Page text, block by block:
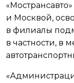
и Москвой,
в филиалы
в частности, в